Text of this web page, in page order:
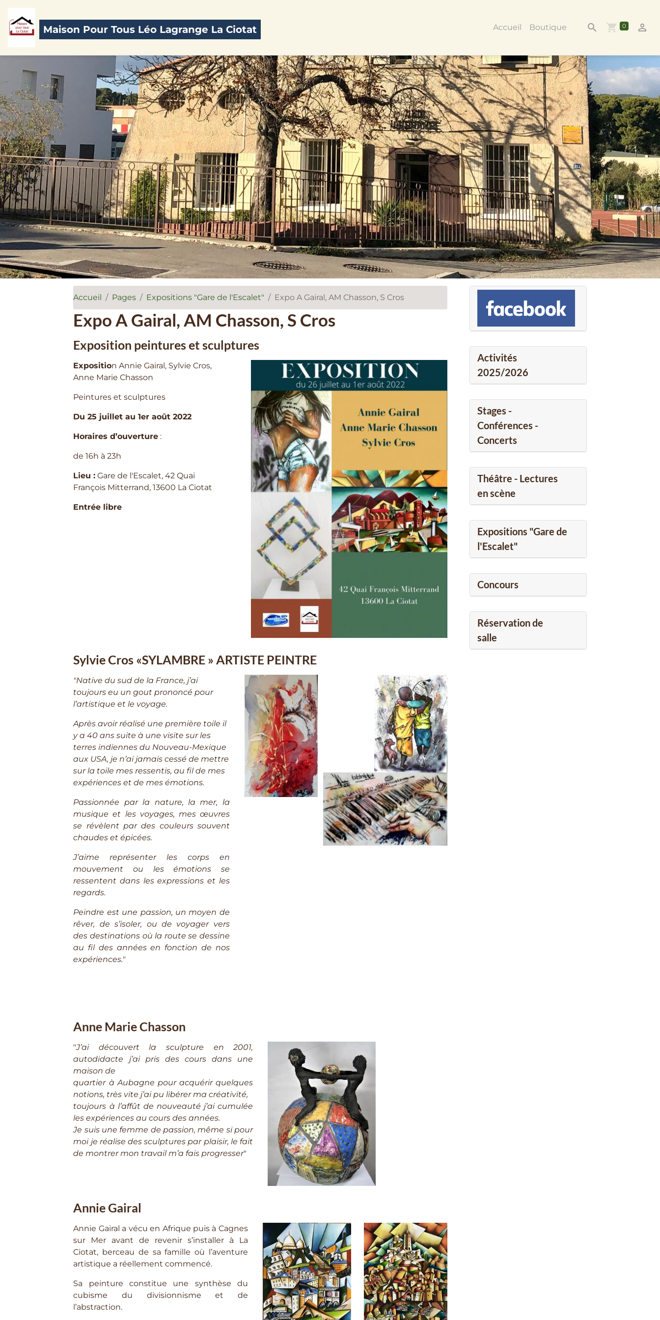
Maison Pour Tous Léo Lagrange La Ciotat Accueil Boutique 0
Accueil Pages Expositions "Gare de l'Escalet" Expo A Gairal, AM Chasson, S Cros
Expo A Gairal, AM Chasson, S Cros
Exposition peintures et sculptures
Exposition Annie Gairal, Sylvie Cros,
Anne Marie Chasson
Peintures et sculptures
Du 25 juillet au 1er août 2022
Horaires d’ouverture :
de 16h à 23h
Lieu : Gare de l'Escalet, 42 Quai
François Mitterrand, 13600 La Ciotat
Entrée libre
Sylvie Cros «SYLAMBRE » ARTISTE PEINTRE
"Native du sud de la France, j’ai
toujours eu un gout prononcé pour
l’artistique et le voyage.
Après avoir réalisé une première toile il
y a 40 ans suite à une visite sur les
terres indiennes du Nouveau-Mexique
aux USA, je n’ai jamais cessé de mettre
sur la toile mes ressentis, au fil de mes
expériences et de mes émotions.
Passionnée par la nature, la mer, la
musique et les voyages, mes œuvres
se révèlent par des couleurs souvent
chaudes et épicées.
J’aime représenter les corps en
mouvement ou les émotions se
ressentent dans les expressions et les
regards.
Peindre est une passion, un moyen de
rêver, de s’isoler, ou de voyager vers
des destinations où la route se dessine
au fil des années en fonction de nos
expériences."
Anne Marie Chasson
"J’ai découvert la sculpture en 2001,
autodidacte j’ai pris des cours dans une
maison de
quartier à Aubagne pour acquérir quelques
notions, très vite j’ai pu libérer ma créativité,
toujours à l’affût de nouveauté j’ai cumulée
les expériences au cours des années.
Je suis une femme de passion, même si pour
moi je réalise des sculptures par plaisir, le fait
de montrer mon travail m’a fais progresser"
Annie Gairal
Annie Gairal a vécu en Afrique puis à Cagnes
sur Mer avant de revenir s’installer à La
Ciotat, berceau de sa famille où l’aventure
artistique a réellement commencé.
Sa peinture constitue une synthèse du
cubisme du divisionnisme et de
l’abstraction.
Activités
2025/2026
Stages -
Conférences -
Concerts
Théâtre - Lectures
en scène
Expositions "Gare de
l'Escalet"
Concours
Réservation de
salle